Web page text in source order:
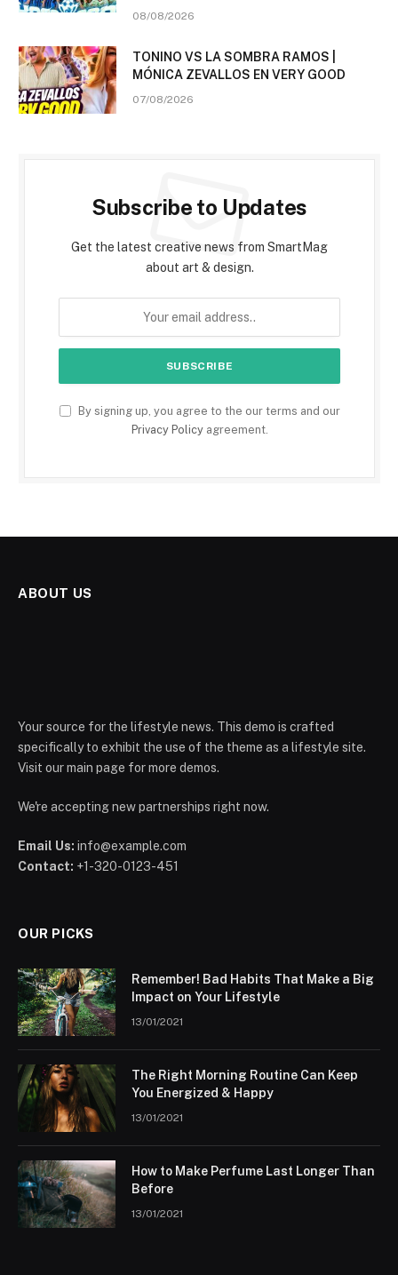
08/08/2026
TONINO VS LA SOMBRA RAMOS |
MÓNICA ZEVALLOS EN VERY GOOD
07/08/2026
Subscribe to Updates
Get the latest creative news from SmartMag
about art & design.
By signing up, you agree to the our terms and our
Privacy Policyagreement.
ABOUT US
Your source for the lifestyle news. This demo is crafted
specifically to exhibit the use of the theme as a lifestyle site.
Visit our main page for more demos.
We're accepting new partnerships right now.
Email Us: info@example.com
Contact: +1-320-0123-451
OUR PICKS
Remember! Bad Habits That Make a Big
Impact on Your Lifestyle
13/01/2021
The Right Morning Routine Can Keep
You Energized & Happy
13/01/2021
How to Make Perfume Last Longer Than
Before
13/01/2021